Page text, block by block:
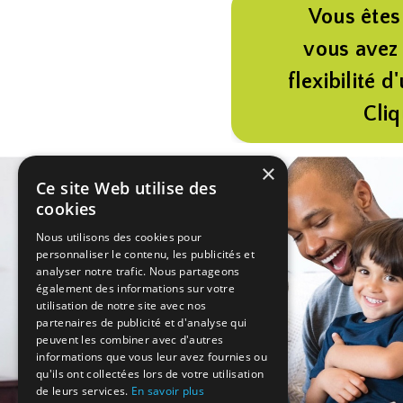
Vous
vous
flexibilité
×
Ce site Web utilise des
cookies
Nous utilisons des cookies pour
personnaliser le contenu, les publicités et
analyser notre trafic. Nous partageons
également des informations sur votre
utilisation de notre site avec nos
partenaires de publicité et d'analyse qui
peuvent les combiner avec d'autres
informations que vous leur avez fournies ou
qu'ils ont collectées lors de votre utilisation
de leurs services. En savoir plus